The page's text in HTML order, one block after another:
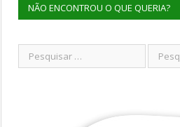
NÃO ENCONTROU O QUE QUERIA?